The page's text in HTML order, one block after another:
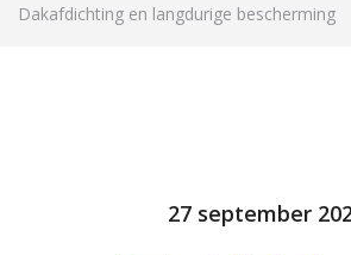
Dakafdichting en langdurige bescherming
27 september